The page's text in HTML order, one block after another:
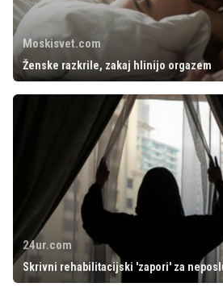
Moskisvet.com
Ženske razkrile, zakaj hlinijo orgazem
24ur.com
Skrivni rehabilitacijski 'zapori' za